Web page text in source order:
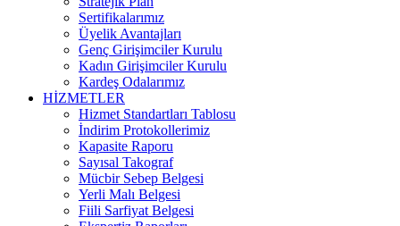
Sertifikalarımız
Üyelik Avantajları
Genç Girişimciler Kurulu
Kadın Girişimciler Kurulu
Kardeş Odalarımız
HİZMETLER
Hizmet Standartları Tablosu
İndirim Protokollerimiz
Kapasite Raporu
Sayısal Takograf
Mücbir Sebep Belgesi
Yerli Malı Belgesi
Fiili Sarfiyat Belgesi